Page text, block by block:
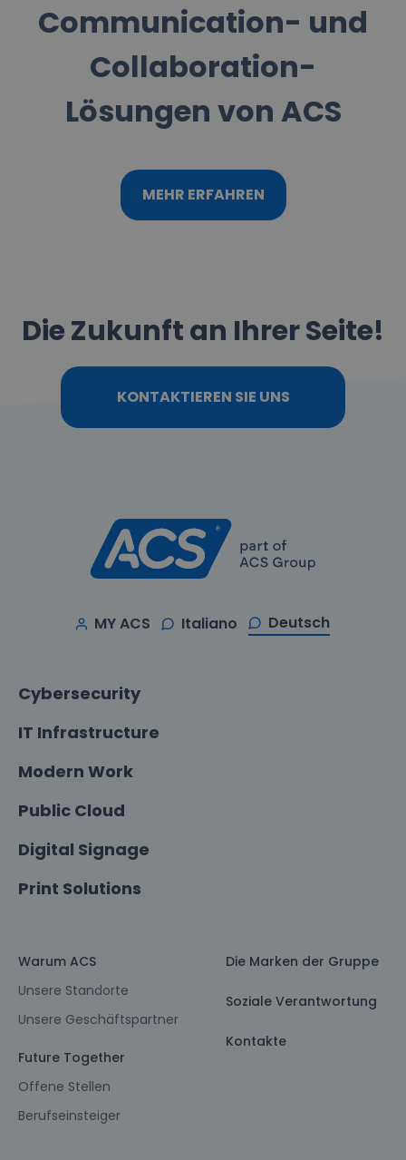
Communication- und
Collaboration-
Lösungen von ACS
MEHR ERFAHREN
Die Zukunft an Ihrer Seite!
KONTAKTIEREN SIE UNS
MY ACS Italiano Deutsch
Cybersecurity
IT Infrastructure
Modern Work
Public Cloud
Digital Signage
Print Solutions
Warum ACS
Unsere Standorte
Unsere Geschäftspartner
Future Together
Offene Stellen
Berufseinsteiger
Die Marken der Gruppe
Soziale Verantwortung
Kontakte